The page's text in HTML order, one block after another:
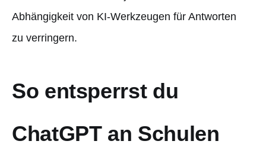
Abhängigkeit von KI-Werkzeugen für Antworten
zu verringern.
So entsperrst du
ChatGPT an Schulen